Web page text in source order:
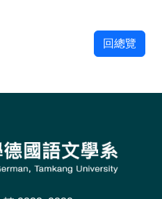
回總覽